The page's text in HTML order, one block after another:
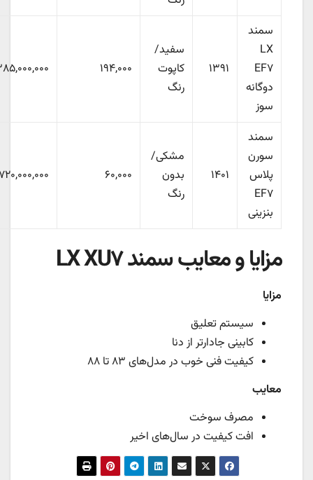
سمند
دوگانه
۱۳۹۱
سفید/
کاپوت
۱۹۴,۰۰۰ ۳۸۵,۰۰۰,۰۰۰
سمند
سورن
پلاس
بنزینی
مشکی/
بدون
۶۰,۰۰۰ ۷۲۰,۰۰۰,۰۰۰
مزایا و معایب سمند LX XU۷
سیستم تعلیق
کابینی جادارتر از دنا
کیفیت فنی خوب در مدل‌های ۸۳ تا ۸۸
معایب
مصرف سوخت
افت کیفیت در سال‌های اخیر